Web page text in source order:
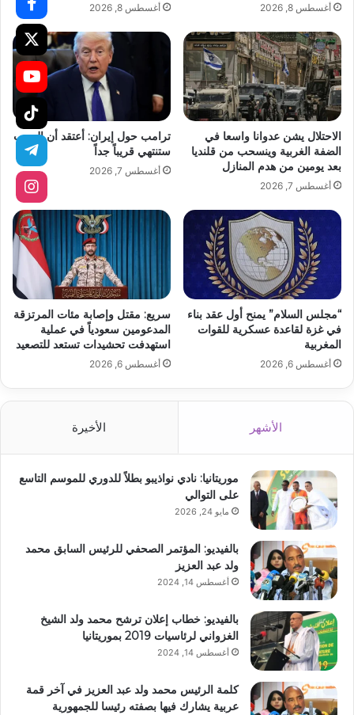
أغسطس 8, 2026 أغسطس 8, 2026
الاحتلال يشن عدوانا واسعا في
الضفة الغربية وينسحب من قلنديا
بعد يومين من هدم المنازل
أغسطس 7, 2026
ترامب حول إيران: أعتقد أن الحرب
ستنتهي قريباً جداً
أغسطس 7, 2026
“مجلس السلام” يمنح أول عقد بناء
في غزة لقاعدة عسكرية للقوات
المغربية
أغسطس 6, 2026
سريع: مقتل وإصابة مئات المرتزقة
المدعومين سعودياً في عملية
استهدفت تحشيدات تستعد للتصعيد
أغسطس 6, 2026
الأشهر الأخيرة
موريتانيا: نادي نواذيبو بطلاً للدوري للموسم التاسع
على التوالي
مايو 24, 2026
بالفيديو: المؤتمر الصحفي للرئيس السابق محمد
ولد عبد العزيز
أغسطس 14, 2024
بالفيديو: خطاب إعلان ترشح محمد ولد الشيخ
الغزواني لرئاسيات 2019 بموريتانيا
أغسطس 14, 2024
كلمة الرئيس محمد ولد عبد العزيز في آخر قمة
عربية يشارك فيها بصفته رئيسا للجمهورية